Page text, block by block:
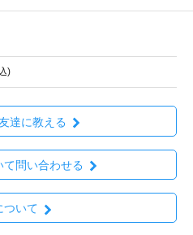
)
達に教える
て問い合わせる
ついて